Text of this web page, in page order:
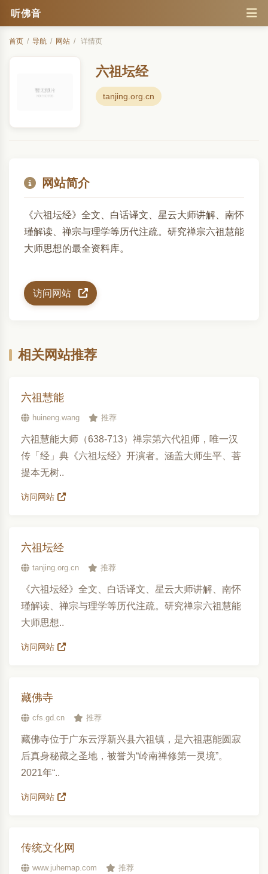
听佛音
首页 / 导航 / 网站 / 详情页
六祖坛经
tanjing.org.cn
网站简介
《六祖坛经》全文、白话译文、星云大师讲解、南怀
瑾解读、禅宗与理学等历代注疏。研究禅宗六祖慧能
大师思想的最全资料库。
访问网站
相关网站推荐
六祖慧能
huineng.wang 推荐
六祖慧能大师（638-713）禅宗第六代祖师，唯一汉
传「经」典《六祖坛经》开演者。涵盖大师生平、菩
提本无树..
访问网站
六祖坛经
tanjing.org.cn 推荐
《六祖坛经》全文、白话译文、星云大师讲解、南怀
瑾解读、禅宗与理学等历代注疏。研究禅宗六祖慧能
大师思想..
访问网站
藏佛寺
cfs.gd.cn 推荐
藏佛寺位于广东云浮新兴县六祖镇，是六祖惠能圆寂
后真身秘藏之圣地，被誉为“岭南禅修第一灵境”。
2021年“..
访问网站
传统文化网
www.juhemap.com 推荐